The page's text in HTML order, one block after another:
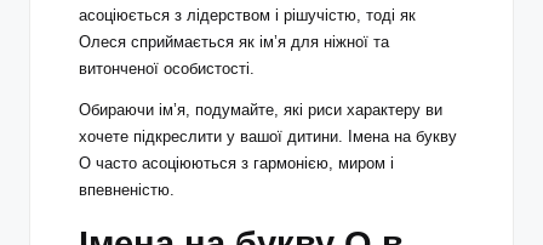
асоціюється з лідерством і рішучістю, тоді як
Олеся сприймається як ім’я для ніжної та
витонченої особистості.
Обираючи ім’я, подумайте, які риси характеру ви
хочете підкреслити у вашої дитини. Імена на букву
О часто асоціюються з гармонією, миром і
впевненістю.